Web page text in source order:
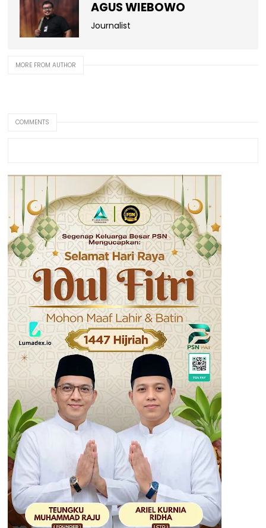
AGUS WIEBOWO
Journalist
MORE FROM AUTHOR
COMMENTS